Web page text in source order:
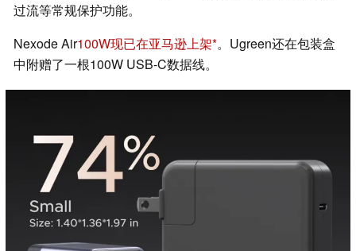
过流等常规保护功能。
Nexode Air100W现已在亚马逊上架 。Ugreen还在包装盒
中附赠了一根100W USB-C数据线。